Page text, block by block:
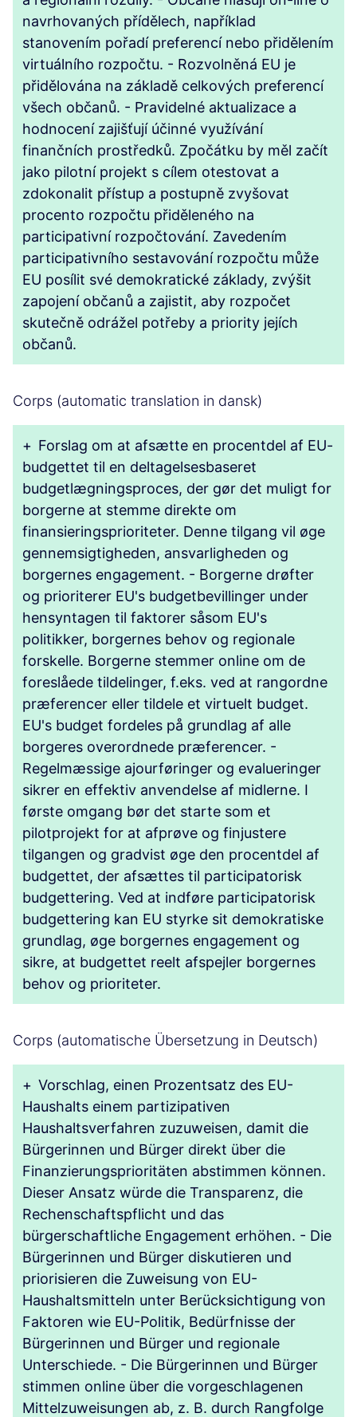
navrhovaných přídělech, například
stanovením pořadí preferencí nebo přidělením
virtuálního rozpočtu. - Rozvolněná EU je
přidělována na základě celkových preferencí
všech občanů. - Pravidelné aktualizace a
hodnocení zajišťují účinné využívání
finančních prostředků. Zpočátku by měl začít
jako pilotní projekt s cílem otestovat a
zdokonalit přístup a postupně zvyšovat
procento rozpočtu přiděleného na
participativní rozpočtování. Zavedením
participativního sestavování rozpočtu může
EU posílit své demokratické základy, zvýšit
zapojení občanů a zajistit, aby rozpočet
skutečně odrážel potřeby a priority jejích
občanů.
Corps (automatic translation in dansk)
+ Forslag om at afsætte en procentdel af EU-
budgettet til en deltagelsesbaseret
budgetlægningsproces, der gør det muligt for
borgerne at stemme direkte om
finansieringsprioriteter. Denne tilgang vil øge
gennemsigtigheden, ansvarligheden og
borgernes engagement. - Borgerne drøfter
og prioriterer EU's budgetbevillinger under
hensyntagen til faktorer såsom EU's
politikker, borgernes behov og regionale
forskelle. Borgerne stemmer online om de
foreslåede tildelinger, f.eks. ved at rangordne
præferencer eller tildele et virtuelt budget.
EU's budget fordeles på grundlag af alle
borgeres overordnede præferencer. -
Regelmæssige ajourføringer og evalueringer
sikrer en effektiv anvendelse af midlerne. I
første omgang bør det starte som et
pilotprojekt for at afprøve og finjustere
tilgangen og gradvist øge den procentdel af
budgettet, der afsættes til participatorisk
budgettering. Ved at indføre participatorisk
budgettering kan EU styrke sit demokratiske
grundlag, øge borgernes engagement og
sikre, at budgettet reelt afspejler borgernes
behov og prioriteter.
Corps (automatische Übersetzung in Deutsch)
+ Vorschlag, einen Prozentsatz des EU-
Haushalts einem partizipativen
Haushaltsverfahren zuzuweisen, damit die
Bürgerinnen und Bürger direkt über die
Finanzierungsprioritäten abstimmen können.
Dieser Ansatz würde die Transparenz, die
Rechenschaftspflicht und das
bürgerschaftliche Engagement erhöhen. - Die
Bürgerinnen und Bürger diskutieren und
priorisieren die Zuweisung von EU-
Haushaltsmitteln unter Berücksichtigung von
Faktoren wie EU-Politik, Bedürfnisse der
Bürgerinnen und Bürger und regionale
Unterschiede. - Die Bürgerinnen und Bürger
stimmen online über die vorgeschlagenen
Mittelzuweisungen ab, z. B. durch Rangfolge